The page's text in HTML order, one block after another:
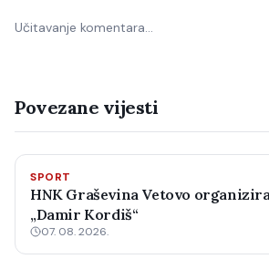
Učitavanje komentara…
Povezane vijesti
SPORT
HNK Graševina Vetovo
„Damir Kordiš“
07. 08. 2026.